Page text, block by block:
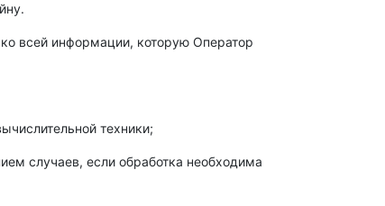
всей информации, которую Оператор
техники;
случаев, если обработка необходима